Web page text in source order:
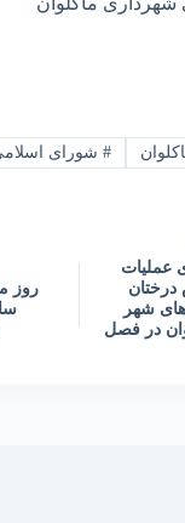
#شورای
عملیات
شهر
در فصل
روز